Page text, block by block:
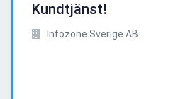
Kundtjänst!
Infozone Sverige AB